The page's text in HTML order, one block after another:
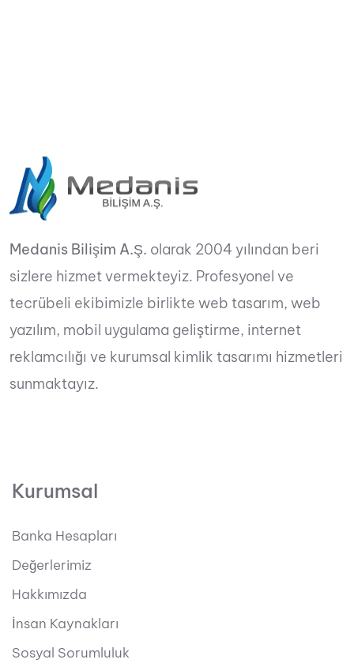
Medanis Bilişim A.Ş. olarak 2004 yılından beri
sizlere hizmet vermekteyiz. Profesyonel ve
tecrübeli ekibimizle birlikte web tasarım, web
yazılım, mobil uygulama geliştirme, internet
reklamcılığı ve kurumsal kimlik tasarımı hizmetleri
sunmaktayız.
Kurumsal
Banka Hesapları
Değerlerimiz
Hakkımızda
İnsan Kaynakları
Sosyal Sorumluluk